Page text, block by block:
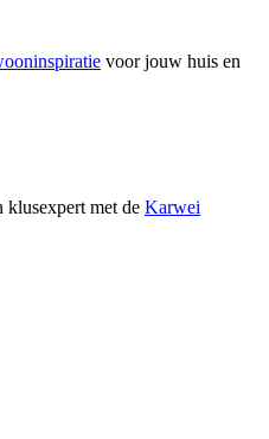
voor jouw huis en
met de Karwei